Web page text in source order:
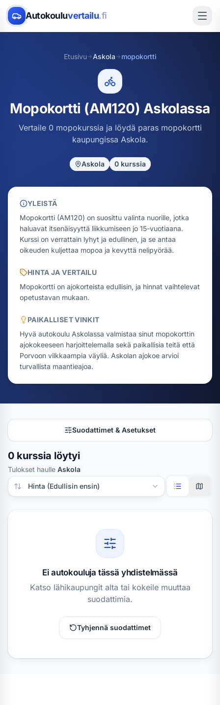
Autokouluvertailu.fi
Etusivu Askola mopokortti
Mopokortti (AM120) Askolassa
Vertaile 0 mopokurssia ja löydä paras mopokortti
kaupungissa Askola.
Askola 0kurssia
YLEISTÄ
Mopokortti (AM120) on suosittu valinta nuorille, jotka
haluavat itsenäisyyttä liikkumiseen jo 15-vuotiaana.
Kurssi on verrattain lyhyt ja edullinen, ja se antaa
oikeuden kuljettaa mopoa ja kevyttä nelipyörää.
HINTA JA VERTAILU
Mopokortti on ajokorteista edullisin, ja hinnat vaihtelevat
opetustavan mukaan.
PAIKALLISET VINKIT
Hyvä autokoulu Askolassa valmistaa sinut mopokorttin
ajokokeeseen harjoittelemalla sekä paikallisia teitä että
Porvoon vilkkaampia väyliä. Askolan ajokoe arvioi
turvallista maantieajoa.
Suodattimet & Asetukset
0 kurssia löytyi
Tulokset haulle Askola
Järjestä tulokset
Ei autokouluja tässä yhdistelmässä
Katso lähikaupungit alta tai kokeile muuttaa
suodattimia.
Tyhjennä suodattimet